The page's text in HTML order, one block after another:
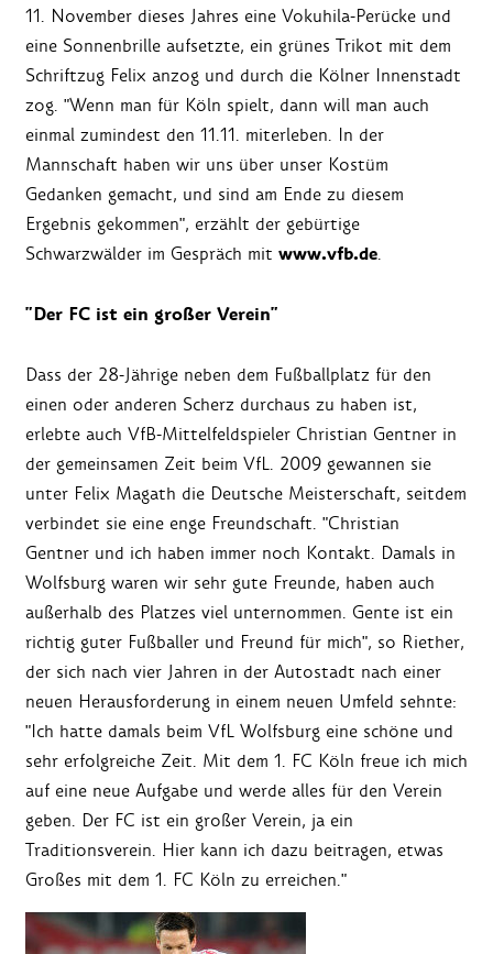
11. November dieses Jahres eine Vokuhila-Perücke und
eine Sonnenbrille aufsetzte, ein grünes Trikot mit dem
Schriftzug Felix anzog und durch die Kölner Innenstadt
zog. "Wenn man für Köln spielt, dann will man auch
einmal zumindest den 11.11. miterleben. In der
Mannschaft haben wir uns über unser Kostüm
Gedanken gemacht, und sind am Ende zu diesem
Ergebnis gekommen", erzählt der gebürtige
Schwarzwälder im Gespräch mit www.vfb.de.
"Der FC ist ein großer Verein"
Dass der 28-Jährige neben dem Fußballplatz für den
einen oder anderen Scherz durchaus zu haben ist,
erlebte auch VfB-Mittelfeldspieler Christian Gentner in
der gemeinsamen Zeit beim VfL. 2009 gewannen sie
unter Felix Magath die Deutsche Meisterschaft, seitdem
verbindet sie eine enge Freundschaft. "Christian
Gentner und ich haben immer noch Kontakt. Damals in
Wolfsburg waren wir sehr gute Freunde, haben auch
außerhalb des Platzes viel unternommen. Gente ist ein
richtig guter Fußballer und Freund für mich", so Riether,
der sich nach vier Jahren in der Autostadt nach einer
neuen Herausforderung in einem neuen Umfeld sehnte:
"Ich hatte damals beim VfL Wolfsburg eine schöne und
sehr erfolgreiche Zeit. Mit dem 1. FC Köln freue ich mich
auf eine neue Aufgabe und werde alles für den Verein
geben. Der FC ist ein großer Verein, ja ein
Traditionsverein. Hier kann ich dazu beitragen, etwas
Großes mit dem 1. FC Köln zu erreichen."